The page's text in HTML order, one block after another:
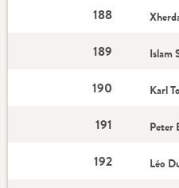
188
189 Islam
190 Karl
191 Peter
192